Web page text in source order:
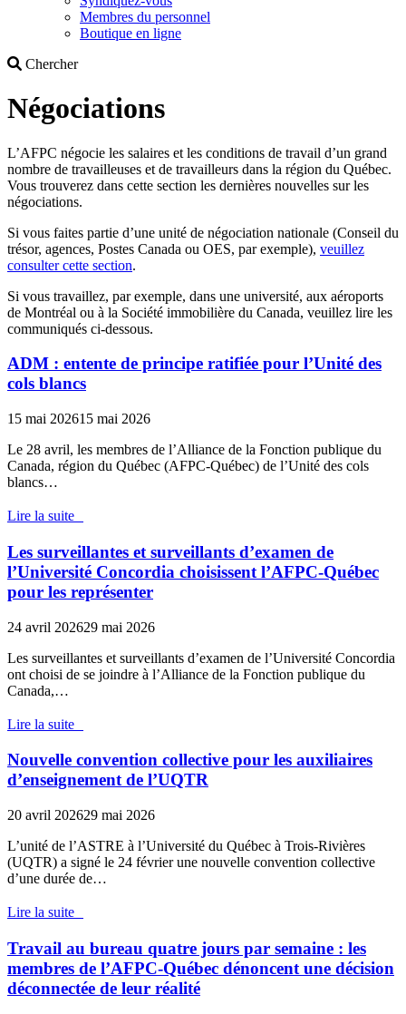
Membres du personnel
Boutique en ligne
ChercherSearch
Négociations
L’AFPC négocie les salaires et les conditions de travail d’un grand
nombre de travailleuses et de travailleurs dans la région du Québec.
Vous trouverez dans cette section les dernières nouvelles sur les
négociations.
Si vous faites partie d’une unité de négociation nationale (Conseil du
trésor, agences, Postes Canada ou OES, par exemple), veuillez
consulter cette section.
Si vous travaillez, par exemple, dans une université, aux aéroports
de Montréal ou à la Société immobilière du Canada, veuillez lire les
communiqués ci-dessous.
ADM : entente de principe ratifiée pour l’Unité des
cols blancs
15 mai 202615 mai 2026
Le 28 avril, les membres de l’Alliance de la Fonction publique du
Canada, région du Québec (AFPC-Québec) de l’Unité des cols
blancs…
Lire la suite
Les surveillantes et surveillants d’examen de
l’Université Concordia choisissent l’AFPC-Québec
pour les représenter
24 avril 202629 mai 2026
Les surveillantes et surveillants d’examen de l’Université Concordia
ont choisi de se joindre à l’Alliance de la Fonction publique du
Canada,…
Lire la suite
Nouvelle convention collective pour les auxiliaires
d’enseignement de l’UQTR
20 avril 202629 mai 2026
L’unité de l’ASTRE à l’Université du Québec à Trois-Rivières
(UQTR) a signé le 24 février une nouvelle convention collective
d’une durée de…
Lire la suite
Travail au bureau quatre jours par semaine : les
membres de l’AFPC-Québec dénoncent une décision
déconnectée de leur réalité